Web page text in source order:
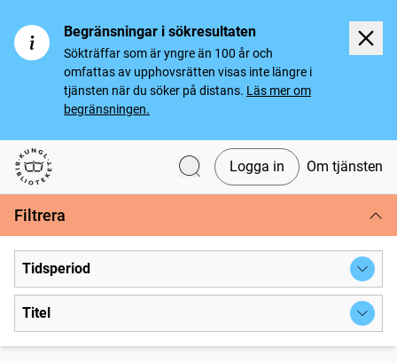
Begränsningar i sökresultaten
Sökträffar som är yngre än 100 år och
omfattas av upphovsrätten visas inte längre i
tjänsten när du söker på distans. Läs mer om
begränsningen.
Svenska tidningar
Logga in Om tjänsten
Filtrera
Tidsperiod
Titel